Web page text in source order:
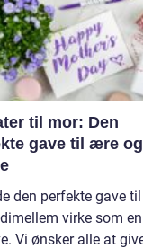
til mor: Den
gave til ære og
den perfekte gave
virke som
Vi ønsker alle at